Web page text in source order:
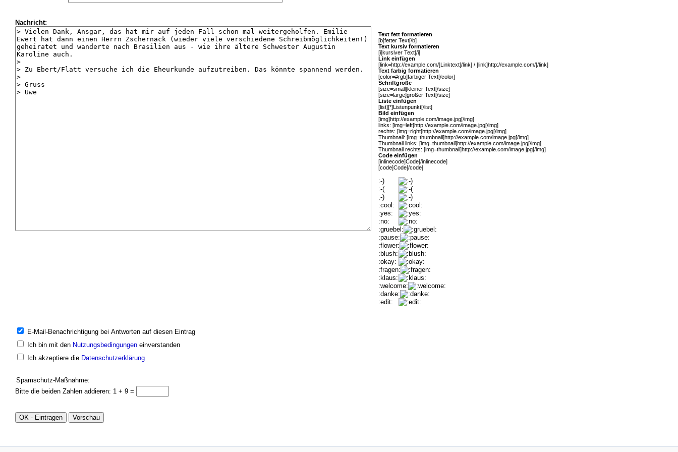
Nachricht:
Text fett formatieren
[b]fetter Text[/b]
Text kursiv formatieren
[i]kursiver Text[/i]
Link einfügen
[link=http://example.com/]Linktext[/link] / [link]http://example.com/[/link]
Text farbig formatieren
[color=#rgb]farbiger Text[/color]
Schriftgröße
[size=small]kleiner Text[/size]
[size=large]großer Text[/size]
Liste einfügen
[list][*]Listenpunkt[/list]
Bild einfügen
[img]http://example.com/image.jpg[/img]
links: [img=left]http://example.com/image.jpg[/img]
rechts: [img=right]http://example.com/image.jpg[/img]
Thumbnail: [img=thumbnail]http://example.com/image.jpg[/img]
Thumbnail links: [img=thumbnail]http://example.com/image.jpg[/img]
Thumbnail rechts: [img=thumbnail]http://example.com/image.jpg[/img]
Code einfügen
[inlinecode]Code[/inlinecode]
[code]Code[/code]
:-)
:-(
;-)
:cool:
:yes:
:no:
:gruebel:
:pause:
:flower:
:blush:
:okay:
:fragen:
:klaus:
:welcome:
:danke:
:edit:
E-Mail-Benachrichtigung bei Antworten auf diesen Eintrag
Ich bin mit den Nutzungsbedingungeneinverstanden
Ich akzeptiere die Datenschutzerklärung
Spamschutz-Maßnahme:
Bitte die beiden Zahlen addieren: 1 + 9 =